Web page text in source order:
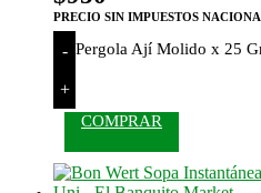
PRECIO SIN IMPUESTOS
- Pergola Ají Molido x 25
+
COMPRAR